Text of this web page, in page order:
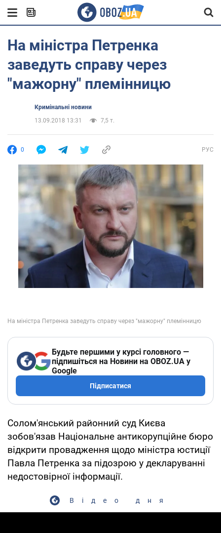
На міністра Петренка
заведуть справу через
"мажорну" племінницю
Кримінальні новини
13.09.2018 13:31
7,5 т.
0 РУС
Будьте першими у курсі головного —
підпишіться на Новини на OBOZ.UA у
Google
Підписатися
Солом'янський районний суд Києва
зобов'язав Національне антикорупційне бюро
відкрити провадження щодо міністра юстиції
Павла Петренка за підозрою у декларуванні
недостовірної інформації.
Відео дня